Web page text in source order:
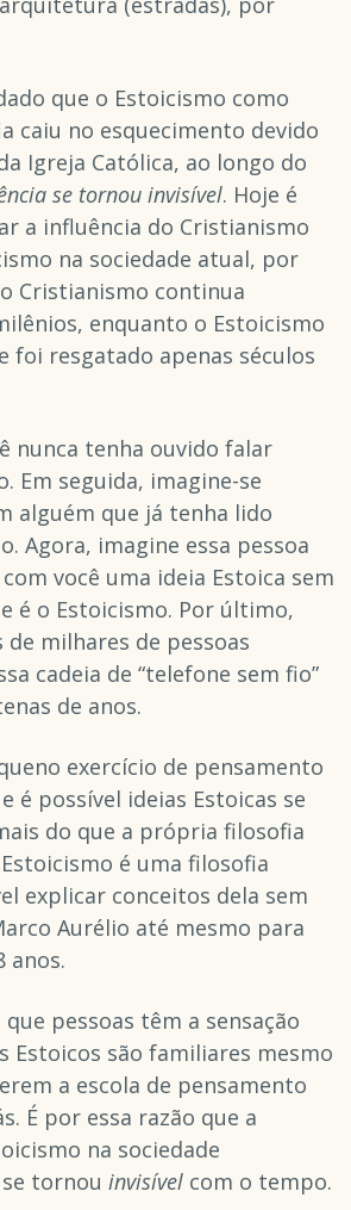
que o Estoicismo como
caiu no esquecimento devido
Igreja Católica, ao longo do
se tornou invisível. Hoje é
a influência do Cristianismo
na sociedade atual, por
Cristianismo continua
enquanto o Estoicismo
foi resgatado apenas séculos
nunca tenha ouvido falar
Em seguida, imagine-se
alguém que já tenha lido
Agora, imagine essa pessoa
você uma ideia Estoica sem
é o Estoicismo. Por último,
de milhares de pessoas
cadeia de “telefone sem fio”
de anos.
exercício de pensamento
é possível ideias Estoicas se
do que a própria filosofia
é uma filosofia
explicar conceitos dela sem
Aurélio até mesmo para
anos.
que pessoas têm a sensação
Estoicos são familiares mesmo
a escola de pensamento
É por essa razão que a
na sociedade
tornou invisível com o tempo.